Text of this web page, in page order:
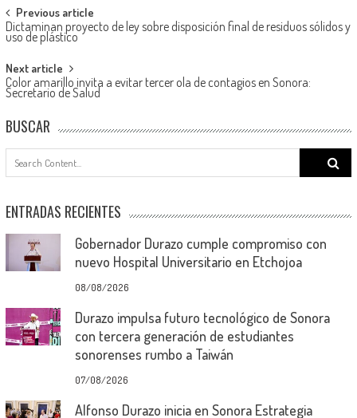
Post
navigation
Previous article
Dictaminan proyecto de ley sobre disposición final de residuos sólidos y
uso de plástico
Next article
Color amarillo invita a evitar tercer ola de contagios en Sonora:
Secretario de Salud
BUSCAR
Search
for:
ENTRADAS RECIENTES
Gobernador Durazo cumple compromiso con
nuevo Hospital Universitario en Etchojoa
08/08/2026
Durazo impulsa futuro tecnológico de Sonora
con tercera generación de estudiantes
sonorenses rumbo a Taiwán
07/08/2026
Alfonso Durazo inicia en Sonora Estrategia